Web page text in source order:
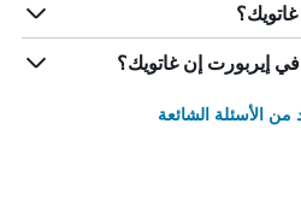
إيربورت إن غاتويك؟
الأسئلة الشائعة